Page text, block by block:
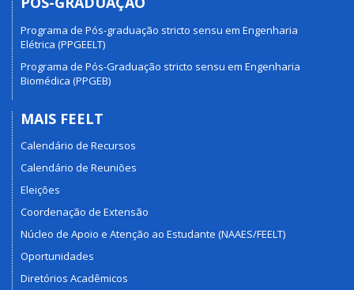
Programa de Pós-graduação stricto sensu em Engenharia
Elétrica (PPGEELT)
Programa de Pós-Graduação stricto sensu em Engenharia
Biomédica (PPGEB)
MAIS FEELT
Calendário de Recursos
Calendário de Reuniões
Eleições
Coordenação de Extensão
Núcleo de Apoio e Atenção ao Estudante (NAAES/FEELT)
Oportunidades
Diretórios Acadêmicos